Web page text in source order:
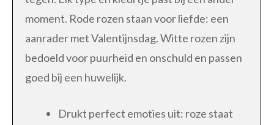
moment. Rode rozen staan voor liefde: een
aanrader met Valentijnsdag. Witte rozen zijn
bedoeld voor puurheid en onschuld en passen
goed bij een huwelijk.
Drukt perfect emoties uit: roze staat